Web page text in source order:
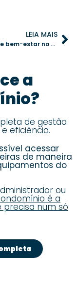
LEIA MAIS
Eventos de bem-estar no condomínio: saúde e integração com yoga e pilates
a
de gestão
eficiência.
acessar
de maneira
do
ou
é a
num só